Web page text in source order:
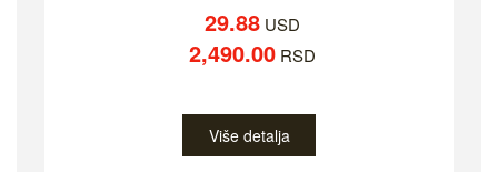
29.88USD
2,490.00RSD
Više detalja